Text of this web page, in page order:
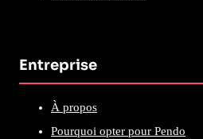
Entreprise
À propos
Pourquoi opter pour Pendo